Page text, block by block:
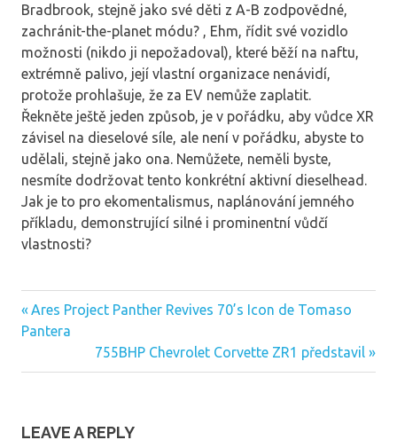
Bradbrook, stejně jako své děti z A-B zodpovědné,
zachránit-the-planet módu? , Ehm, řídit své vozidlo
možnosti (nikdo ji nepožadoval), které běží na naftu,
extrémně palivo, její vlastní organizace nenávidí,
protože prohlašuje, že za EV nemůže zaplatit.
Řekněte ještě jeden způsob, je v pořádku, aby vůdce XR
závisel na dieselové síle, ale není v pořádku, abyste to
udělali, stejně jako ona. Nemůžete, neměli byste,
nesmíte dodržovat tento konkrétní aktivní dieselhead.
Jak je to pro ekomentalismus, naplánování jemného
příkladu, demonstrující silné i prominentní vůdčí
vlastnosti?
Post
navigation
Previous
Post:
Ares Project Panther Revives 70’s Icon de Tomaso
Pantera
Next
Post:
755BHP Chevrolet Corvette ZR1 představil
LEAVE A REPLY